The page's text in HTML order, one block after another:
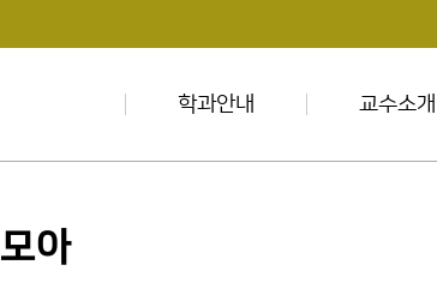
학과안내 교수소개
모아